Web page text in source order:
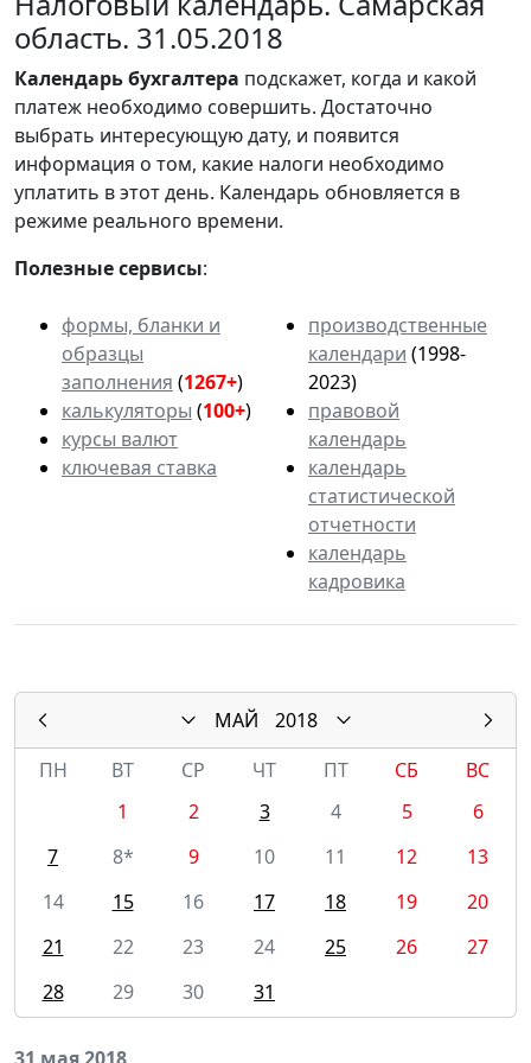
область. 31.05.2018
Календарьбухгалтера подскажет, когда и какой
платеж необходимо совершить. Достаточно
выбрать интересующую дату, и появится
информация о том, какие налоги необходимо
уплатить в этот день. Календарь обновляется в
режиме реального времени.
Полезные сервисы:
формы, бланки и
образцы
заполнения (1267+)
калькуляторы (100+)
курсы валют
ключевая ставка
производственные
календари (1998-
2023)
правовой
календарь
календарь
статистической
отчетности
календарь
кадровика
МАЙ
2018
ПН
ВТ СР ЧТ ПТ СБ
ВС
1
2 3 4 5
6
7
8* 9 10 11 12
13
14
15 16 17 18 19
20
21
22 23 24 25 26
27
28
29 30 31